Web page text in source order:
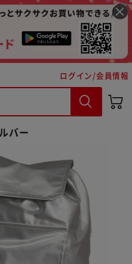
ログイン/会員情報
バー
購入手続きへ